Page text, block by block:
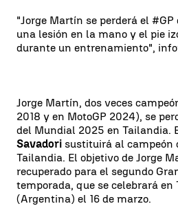
"Jorge Martín se perderá el #GP
una lesión en la mano y el pie
durante un entrenamiento",
Jorge Martín, dos veces
2018 y en MotoGP 2024), se
del Mundial 2025 en Tailandia.
Savadori sustituirá al campeón
Tailandia. El objetivo de Jorge
recuperado para el segundo
temporada, que se celebrará en
(Argentina) el 16 de marzo.